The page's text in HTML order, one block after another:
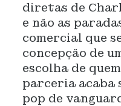
diretas de
e não as
comercial que
concepção de
escolha de
parceria acaba
pop de